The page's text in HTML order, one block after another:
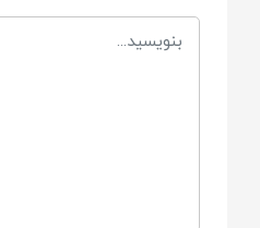
توسط ماشین لباس‌شویی